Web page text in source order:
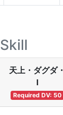
天上・ダグダ・
Ⅰ
Required DV: 50